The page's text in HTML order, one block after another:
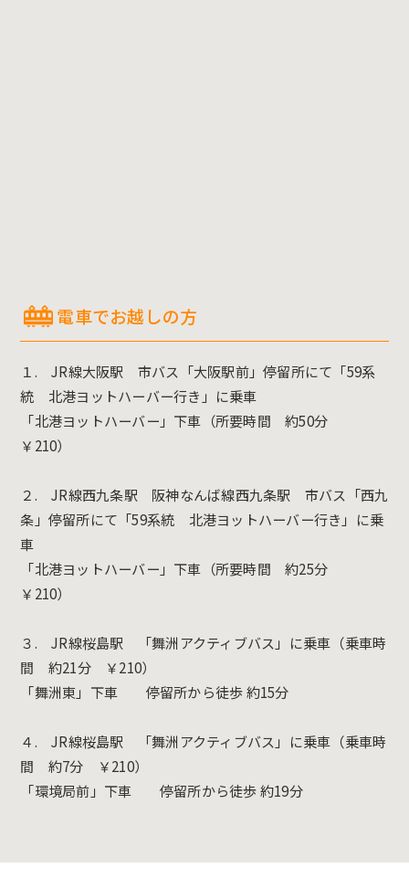
電車でお越しの方
１. JR線大阪駅 市バス「大阪駅前」停留所にて「59系
統 北港ヨットハーバー行き」に乗車
「北港ヨットハーバー」下車（所要時間 約50分
￥210）
２. JR線西九条駅 阪神なんば線西九条駅 市バス「西九
条」停留所にて「59系統 北港ヨットハーバー行き」に乗
車
「北港ヨットハーバー」下車（所要時間 約25分
￥210）
３. JR線桜島駅 「舞洲アクティブバス」に乗車（乗車時
間 約21分 ￥210）
「舞洲東」下車 停留所から徒歩 約15分
４. JR線桜島駅 「舞洲アクティブバス」に乗車（乗車時
間 約7分 ￥210）
「環境局前」下車 停留所から徒歩 約19分